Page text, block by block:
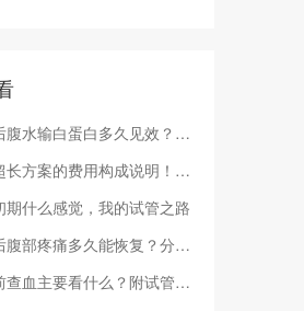
白多久见效？移植后腹水输白蛋白3天会好吗
费用构成说明！附试管超长方案的时间安排
期什么感觉，我的试管之路
多久能恢复？分析取卵后腹部疼痛的常见原因
要看什么？附试管取卵前查血hcg的作用